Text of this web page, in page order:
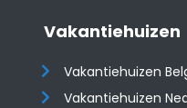
Vakantiehuizen
Vakantiehuizen
Vakantiehuizen